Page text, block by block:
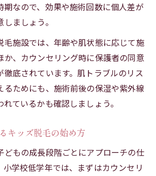
期なので、効果や施術回数に個人差が
ましょう。
毛施設では、年齢や肌状態に応じて施
か、カウンセリング時に保護者の同意
徹底されています。肌トラブルのリス
るためにも、施術前後の保湿や紫外線
ているかも確認しましょう。
キッズ脱毛の始め方
どもの成長段階ごとにアプローチの仕
小学校低学年では、まずはカウンセリ